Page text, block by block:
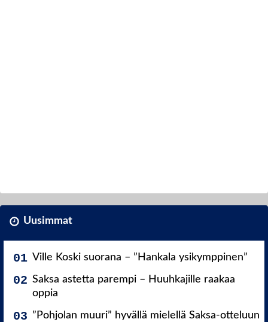
Uusimmat
Ville Koski suorana – ”Hankala ysikymppinen”
Saksa astetta parempi – Huuhkajille raakaa
oppia
”Pohjolan muuri” hyvällä mielellä Saksa-otteluun